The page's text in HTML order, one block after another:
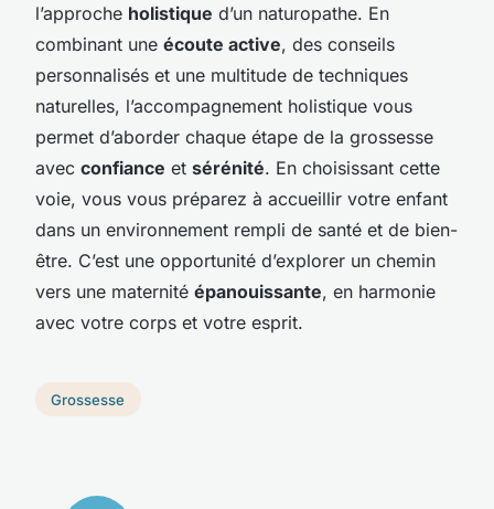
l’approche holistique d’un naturopathe. En
combinant une écoute active, des conseils
personnalisés et une multitude de techniques
naturelles, l’accompagnement holistique vous
permet d’aborder chaque étape de la grossesse
avec confiance et sérénité. En choisissant cette
voie, vous vous préparez à accueillir votre enfant
dans un environnement rempli de santé et de bien-
être. C’est une opportunité d’explorer un chemin
vers une maternité épanouissante, en harmonie
avec votre corps et votre esprit.
Grossesse